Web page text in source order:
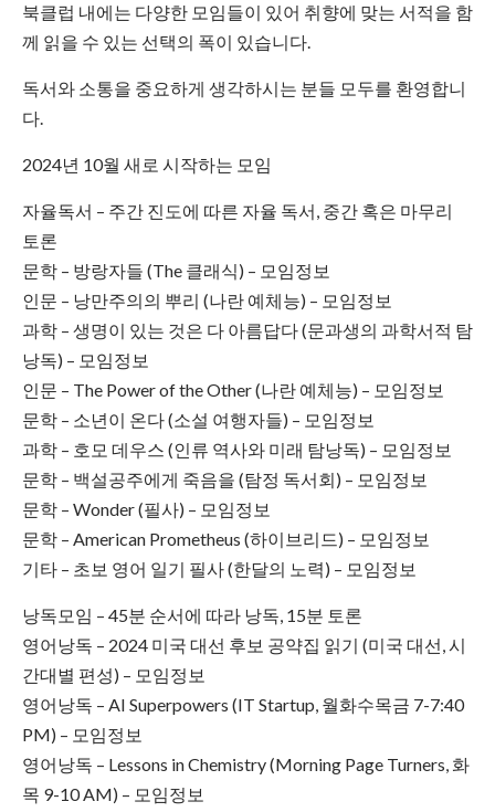
북클럽 내에는 다양한 모임들이 있어 취향에 맞는 서적을 함
께 읽을 수 있는 선택의 폭이 있습니다.
독서와 소통을 중요하게 생각하시는 분들 모두를 환영합니
다.
2024년 10월 새로 시작하는 모임
자율독서 – 주간 진도에 따른 자율 독서, 중간 혹은 마무리
토론
문학 – 방랑자들 (The 클래식) – 모임정보
인문 – 낭만주의의 뿌리 (나란 예체능) – 모임정보
과학 – 생명이 있는 것은 다 아름답다 (문과생의 과학서적 탐
낭독) – 모임정보
인문 – The Power of the Other (나란 예체능) – 모임정보
문학 – 소년이 온다 (소설 여행자들) – 모임정보
과학 – 호모 데우스 (인류 역사와 미래 탐낭독) – 모임정보
문학 – 백설공주에게 죽음을 (탐정 독서회) – 모임정보
문학 – Wonder (필사) – 모임정보
문학 – American Prometheus (하이브리드) – 모임정보
기타 – 초보 영어 일기 필사 (한달의 노력) – 모임정보
낭독모임 – 45분 순서에 따라 낭독, 15분 토론
영어낭독 – 2024 미국 대선 후보 공약집 읽기 (미국 대선, 시
간대별 편성) – 모임정보
영어낭독 – AI Superpowers (IT Startup, 월화수목금 7-7:40
PM) – 모임정보
영어낭독 – Lessons in Chemistry (Morning Page Turners, 화
목 9-10 AM) – 모임정보